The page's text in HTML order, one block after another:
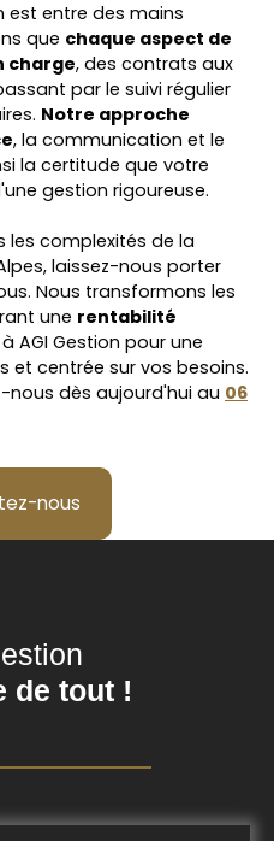
est entre des mains
que chaque aspect de
charge, des contrats aux
par le suivi régulier
Notre approche
, la communication et le
la certitude que votre
gestion rigoureuse.
les complexités de la
laissez-nous porter
Nous transformons les
une rentabilité
AGI Gestion pour une
et centrée sur vos besoins.
nous dès aujourd'hui au 06
nous
de tout !